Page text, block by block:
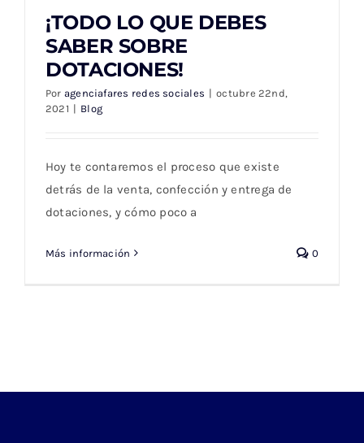
¡TODO LO QUE DEBES SABER SOBRE
DOTACIONES!
¡TODO LO QUE DEBES
SABER SOBRE
DOTACIONES!
Por agenciafares redes sociales | octubre 22nd,
2021 | Blog
Hoy te contaremos el proceso que existe
detrás de la venta, confección y entrega de
dotaciones, y cómo poco a
Más información 0